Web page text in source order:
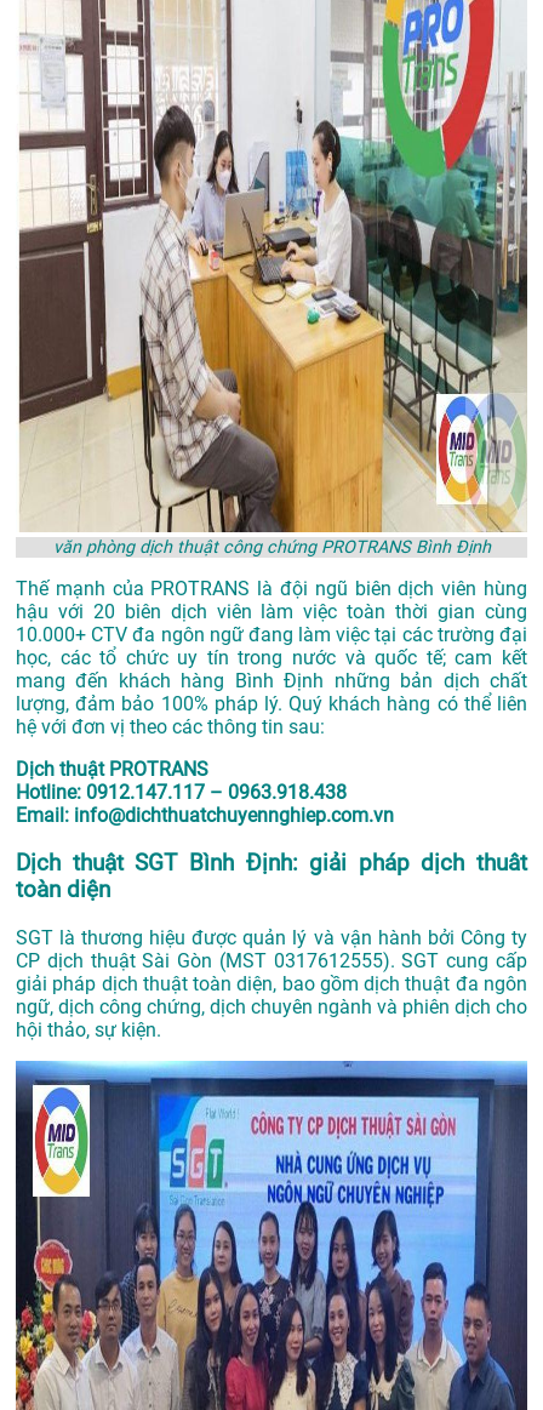
văn phòng dịch thuật công chứng PROTRANS Bình Định
Thế mạnh của PROTRANS là đội ngũ biên dịch viên hùng
hậu với 20 biên dịch viên làm việc toàn thời gian cùng
10.000+ CTV đa ngôn ngữ đang làm việc tại các trường đại
học, các tổ chức uy tín trong nước và quốc tế; cam kết
mang đến khách hàng Bình Định những bản dịch chất
lượng, đảm bảo 100% pháp lý. Quý khách hàng có thể liên
hệ với đơn vị theo các thông tin sau:
Dịch thuật PROTRANS
Hotline: 0912.147.117 – 0963.918.438
Email: info@dichthuatchuyennghiep.com.vn
Dịch thuật SGT Bình Định: giải pháp dịch thuât
toàn diện
SGT là thương hiệu được quản lý và vận hành bởi Công ty
CP dịch thuật Sài Gòn (MST 0317612555). SGT cung cấp
giải pháp dịch thuật toàn diện, bao gồm dịch thuật đa ngôn
ngữ, dịch công chứng, dịch chuyên ngành và phiên dịch cho
hội thảo, sự kiện.